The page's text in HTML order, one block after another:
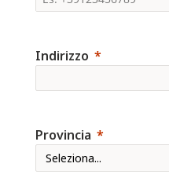
Indirizzo
Provincia